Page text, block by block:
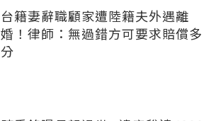
台籍妻辭職顧家遭陸籍夫外遇離
婚！律師：無過錯方可要求賠償多
分